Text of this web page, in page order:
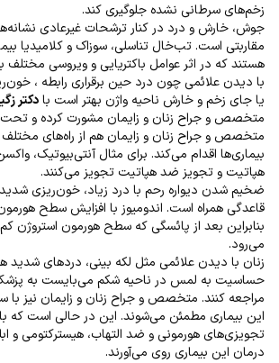
زخم‌های سرطانی نشده جلوگیری کند.
جوش، خارش و درد در کنار ترشحات غیرعادی
مقاربتی است. تب‌خال تناسلی، سوزاک و کلامیدیا
هستند که در اثر عوامل باکتریایی و ویروسی مختلف
با دیدن علائمی چون درد حین برقراری رابطه ، خون
یا جای زخم و خارش ناحیه واژن بهتر است بادکتر
متخصص و جراح زنان و زایمان مشورت کرده و تحت
متخصص و جراح زنان و زایمان هم از راه‌های مختلف
بیماری‌ها اقدام می‌کند. برای مثال آنتی‌بیوتیک،
هپاتیت و تجویز ضد هپاتیت تجویز می‌کنند.
ضخیم شدن دیواره رحم با درد زیاد، خون‌ریزی
قاعدگی همراه است. اندومیوز با افزایش سطح
بنابراین بعد از پائسگی که سطح هورمون استروژن
می‌رود.
زنان با دیدن علائمی مثل لکه بینی، دردهای شدید
حساسیت به لمس در ناحیه شکم می‌بایست به پزشک
مراجعه کنند. متخصص و جراح زنان و زایمان نیز با
این بیماری مطمئن می‌شوند. این در حالی است که
تجویزی‌های هورمونی و ضد التهاب، هیسترکتومی و
درمان این بیماری روی می‌آورند.